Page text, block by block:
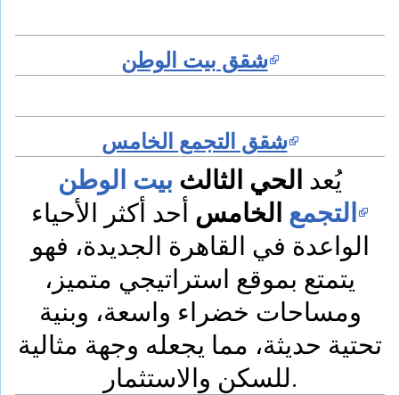
شقق بيت الوطن
شقق التجمع الخامس
يُعد الحي الثالث بيت الوطن
التجمع الخامس أحد أكثر الأحياء
الواعدة في القاهرة الجديدة، فهو
يتمتع بموقع استراتيجي متميز،
ومساحات خضراء واسعة، وبنية
تحتية حديثة، مما يجعله وجهة مثالية
للسكن والاستثمار.